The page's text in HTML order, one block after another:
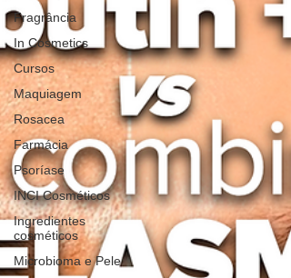
Fragrância
In Cosmetics
Cursos
Maquiagem
Rosacea
Farmácia
Psoríase
INCI Cosméticos
Ingredientes
cosméticos
Microbioma e Pele